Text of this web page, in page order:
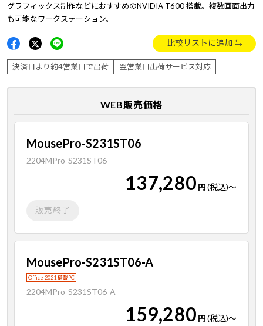
グラフィックス制作などにおすすめのNVIDIA T600 搭載。複数画面出力
も可能なワークステーション。
比較リストに追加
決済日より約4営業日で出荷 翌営業日出荷サービス対応
WEB販売価格
MousePro-S231ST06
2204MPro-S231ST06
137,280 円(税込)～
販売終了
MousePro-S231ST06-A
Office 2021 搭載PC
2204MPro-S231ST06-A
159,280 円(税込)～